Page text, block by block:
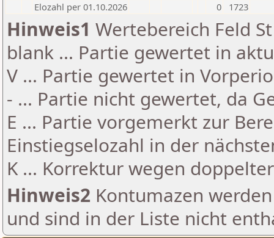
Elozahl per 01.10.2026
0 1723
Hinweis1 Wertebereich Feld
blank ... Partie gewertet in
V ... Partie gewertet in
- ... Partie nicht gewertet, da
E ... Partie vorgemerkt zur
Einstiegselozahl in der
K ... Korrektur wegen
Hinweis2 Kontumazen
und sind in der Liste nicht